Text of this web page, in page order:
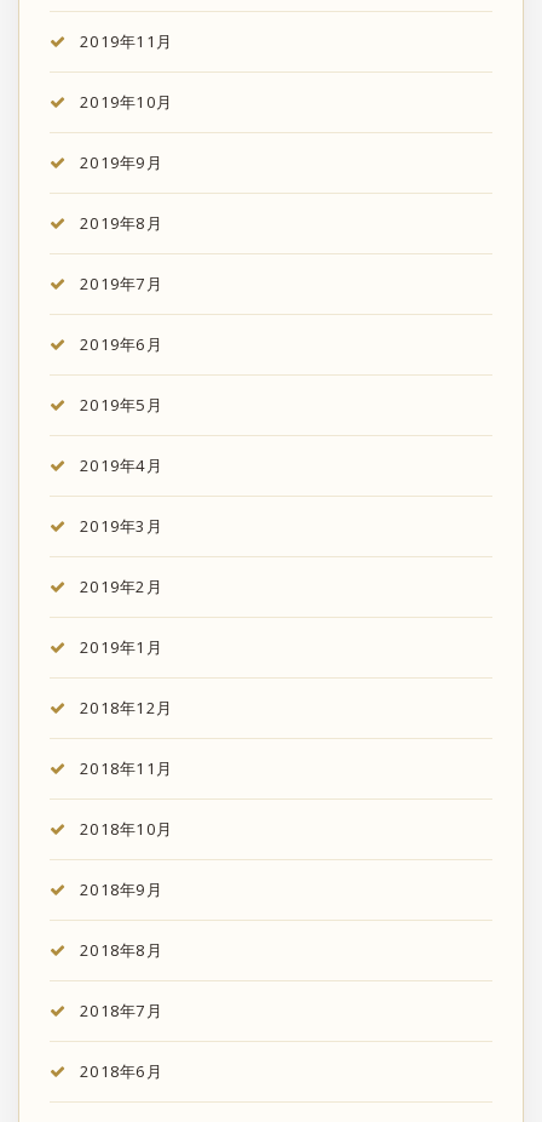
2019年11月
2019年10月
2019年9月
2019年8月
2019年7月
2019年6月
2019年5月
2019年4月
2019年3月
2019年2月
2019年1月
2018年12月
2018年11月
2018年10月
2018年9月
2018年8月
2018年7月
2018年6月